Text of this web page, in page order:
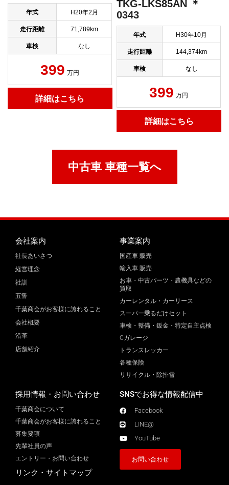
年式 H20年2月
走行距離 71,789km
車検 なし
399 万円
詳細はこちら
TKG-LKS85AN ＊
0343
年式 H30年10月
走行距離 144,374km
車検 なし
399 万円
詳細はこちら
中古車 車種一覧へ
会社案内
社長あいさつ
経営理念
社訓
五誓
千葉商会がお客様に誇れること
会社概要
沿革
店舗紹介
事業案内
国産車 販売
輸入車 販売
お車・中古パーツ・農機具などの
買取
カーレンタル・カーリース
スーパー乗るだけセット
車検・整備・鈑金・特定自主点検
Cガレージ
トランスレッカー
各種保険
リサイクル・除排雪
採用情報・お問い合わせ
千葉商会について
千葉商会がお客様に誇れること​
募集要項
先輩社員の声
エントリー・お問い合わせ
リンク・サイトマップ
SNSでお得な情報配信中
Facebook
LINE@
YouTube
お問い合わせ